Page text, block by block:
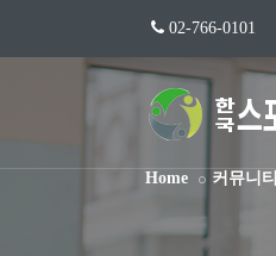
02-766-0101
Home 커뮤니티